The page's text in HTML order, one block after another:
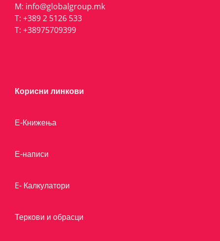
M: info@globalgroup.mk
T: +389 2 5126 533
T: +38975709399
Корисни линкови
Е-Книжења
Е-написи
E- Калкулатори
Теркови и обрасци